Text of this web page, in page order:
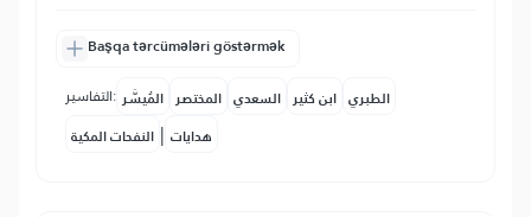
Başqa tərcümələri göstərmək
التفاسير: المُيسَّر المختصر السعدي ابن كثير الطبري
النفحات المكية | هدايات